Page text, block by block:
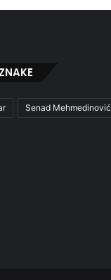
Senad Mehmedinović